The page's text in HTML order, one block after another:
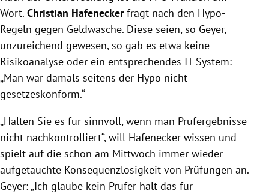
Wort. Christian Hafeneckerfragt nach den Hypo-
Regeln gegen Geldwäsche. Diese seien, so Geyer,
unzureichend gewesen, so gab es etwa keine
Risikoanalyse oder ein entsprechendes IT-System:
„Man war damals seitens der Hypo nicht
gesetzeskonform.“
„Halten Sie es für sinnvoll, wenn man Prüfergebnisse
nicht nachkontrolliert“, will Hafenecker wissen und
spielt auf die schon am Mittwoch immer wieder
aufgetauchte Konsequenzlosigkeit von Prüfungen an.
Geyer: „Ich glaube kein Prüfer hält das für